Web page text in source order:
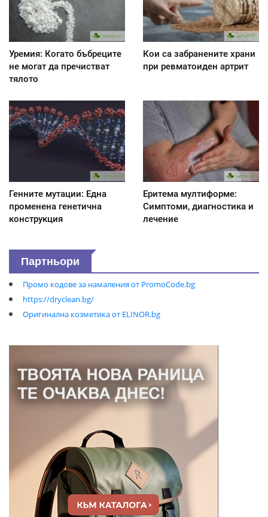
Уремия: Когато бъбреците
не могат да пречистват
тялото
Кои са забранените храни
при ревматоиден артрит
Генните мутации: Една
променена генетична
конструкция
Еритема мултиформе:
Симптоми, диагностика и
лечение
Партньори
Промо кодове за намаления от PromoCode.bg
https://dryclean.bg/
Оригинална козметика от ELINOR.bg